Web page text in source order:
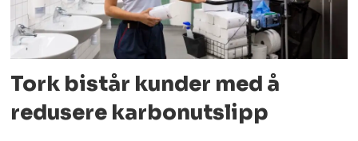
Tork bistår kunder med å
redusere karbonutslipp